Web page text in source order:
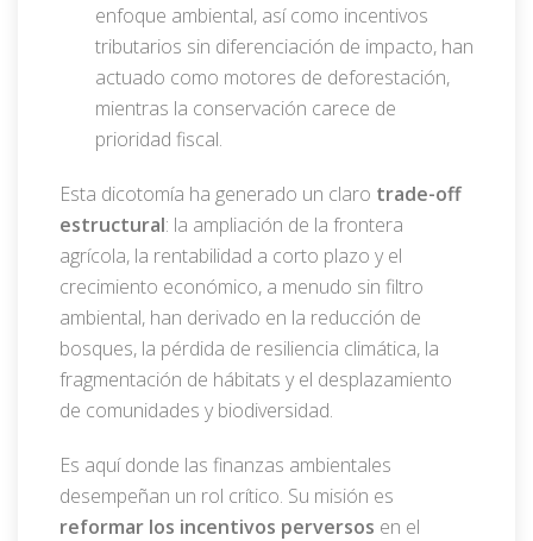
enfoque ambiental, así como incentivos
tributarios sin diferenciación de impacto, han
actuado como motores de deforestación,
mientras la conservación carece de
prioridad fiscal.
Esta dicotomía ha generado un claro trade-off
estructural: la ampliación de la frontera
agrícola, la rentabilidad a corto plazo y el
crecimiento económico, a menudo sin filtro
ambiental, han derivado en la reducción de
bosques, la pérdida de resiliencia climática, la
fragmentación de hábitats y el desplazamiento
de comunidades y biodiversidad.
Es aquí donde las finanzas ambientales
desempeñan un rol crítico. Su misión es
reformar los incentivos perversos en el